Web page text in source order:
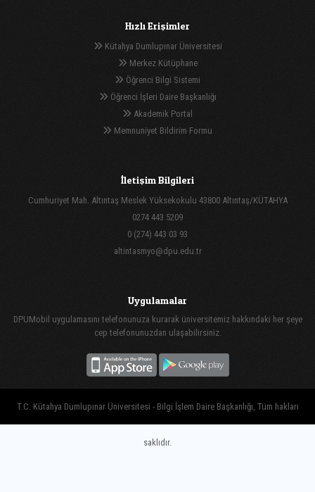
Hızlı Erişimler
Kütahya Dumlupınar Üniversitesi
Merkez Kütüphane
Öğrenci Bilgi Sistemi
Öğrenci İşleri Daire Başkanlığı
Akademik Portal
Memnuniyet Bildirim Formu
İletişim Bilgileri
Cumhuriyet Mah. Altıntaş Meslek Yüksekokulu 43800 Altıntaş/KÜTAHYA
0274 443 5209
0 (274) 443 03 93
altintasmyo@dpu.edu.tr
Uygulamalar
DPUMobil uygulamasını telefonunuza kurarak üniversitemiz hakkındaki her şeye
cep telefonunuzdan ulaşabilirsiniz.
T.C. Kütahya Dumlupınar Üniversitesi - Bilgi İşlem Daire Başkanlığı, Tüm hakları
saklıdır.